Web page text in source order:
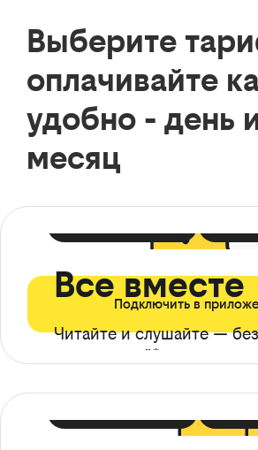
Выберите
оплачивайте
удобно - день
месяц
Все вместе
Читайте и слушайте — без
ограничений*
Подключить в